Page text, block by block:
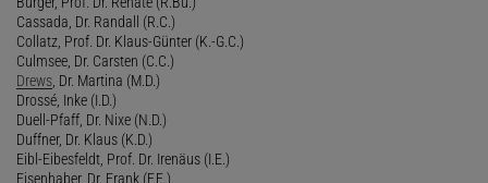
Cassada, Dr. Randall (R.C.)
Collatz, Prof. Dr. Klaus-Günter (K.-G.C.)
Culmsee, Dr. Carsten (C.C.)
Drews , Dr. Martina (M.D.)
Drossé, Inke (I.D.)
Duell-Pfaff, Dr. Nixe (N.D.)
Duffner, Dr. Klaus (K.D.)
Eibl-Eibesfeldt, Prof. Dr. Irenäus (I.E.)
Eisenhaber, Dr. Frank (F.E.)